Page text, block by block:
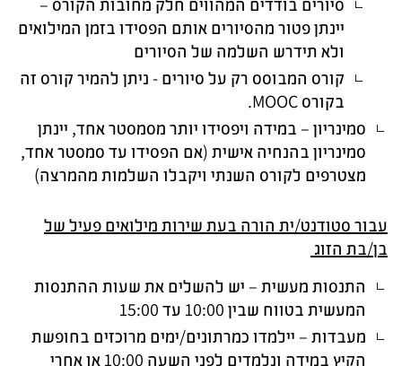
יינתן פטור מהסיורים אותם הפסידו בזמן המילואים
ולא תידרש השלמה של הסיורים
קורס המבוסס רק על סיורים - ניתן להמיר קורס זה
בקורס MOOC.
סמינריון – במידה ויפסידו יותר מסמסטר אחד, יינתן
סמינריון בהנחיה אישית (אם הפסידו עד סמסטר אחד,
מצטרפים לקורס השנתי ויקבלו השלמות מהמרצה)
עבור סטודנט/ית הורה בעת שירות מילואים פעיל של
בן/בת הזוג
התנסות מעשית – יש להשלים את שעות ההתנסות
המעשית בטווח שבין 10:00 עד 15:00
מעבדות – יילמדו כמרתונים/ימים מרוכזים בחופשת
הקיץ במידה ונלמדים לפני השעה 10:00 או אחרי